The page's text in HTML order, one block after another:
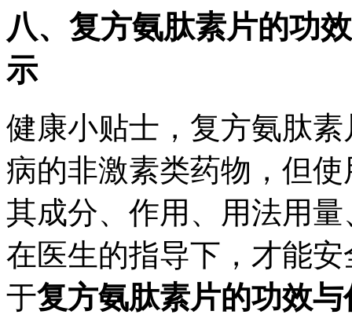
八、复方氨肽素片的功
示
健康小贴士，复方氨肽
病的非激素类药物，但
其成分、作用、用法用
在医生的指导下，才能
于复方氨肽素片的功效